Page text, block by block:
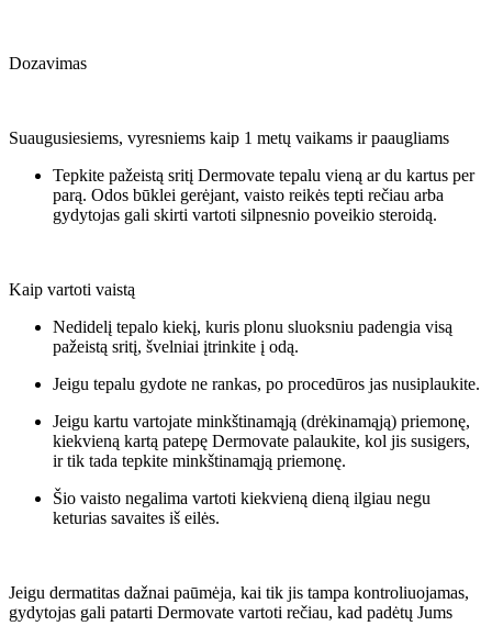
Dozavimas
Suaugusiesiems, vyresniems kaip 1 metų vaikams ir paaugliams
Tepkite pažeistą sritį Dermovate tepalu vieną ar du kartus per
parą. Odos būklei gerėjant, vaisto reikės tepti rečiau arba
gydytojas gali skirti vartoti silpnesnio poveikio steroidą.
Kaip vartoti vaistą
Nedidelį tepalo kiekį, kuris plonu sluoksniu padengia visą
pažeistą sritį, švelniai įtrinkite į odą.
Jeigu tepalu gydote ne rankas, po procedūros jas nusiplaukite.
Jeigu kartu vartojate minkštinamąją (drėkinamąją) priemonę,
kiekvieną kartą patepę Dermovate palaukite, kol jis susigers,
ir tik tada tepkite minkštinamąją priemonę.
Šio vaisto negalima vartoti kiekvieną dieną ilgiau negu
keturias savaites iš eilės.
Jeigu dermatitas dažnai paūmėja, kai tik jis tampa kontroliuojamas,
gydytojas gali patarti Dermovate vartoti rečiau, kad padėtų Jums